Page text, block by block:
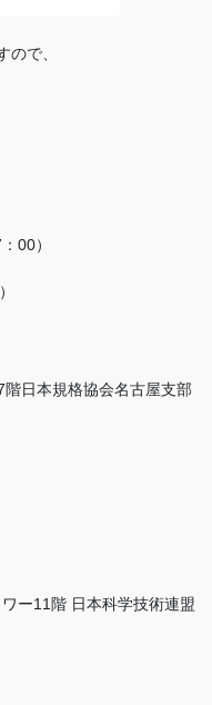
で、
00）
日本規格協会名古屋支部
ー11階 日本科学技術連盟